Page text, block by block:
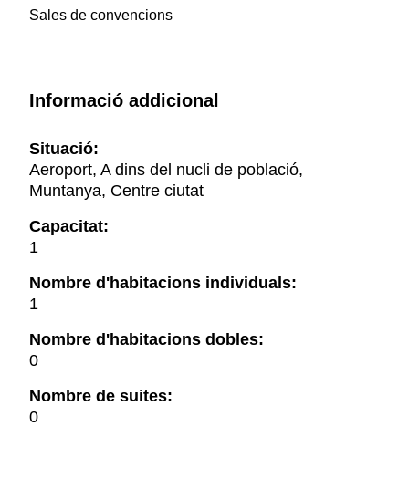
Sales de convencions
Informació addicional
Situació:
Aeroport, A dins del nucli de població,
Muntanya, Centre ciutat
Capacitat:
1
Nombre d'habitacions individuals:
1
Nombre d'habitacions dobles:
0
Nombre de suites:
0